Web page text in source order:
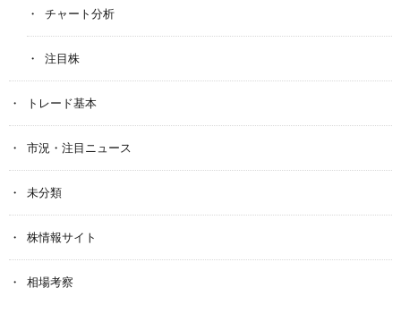
チャート分析
注目株
トレード基本
市況・注目ニュース
未分類
株情報サイト
相場考察